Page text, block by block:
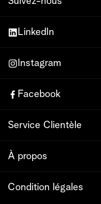
LinkedIn
Instagram
Facebook
Service Clientèle
À propos
Condition légales